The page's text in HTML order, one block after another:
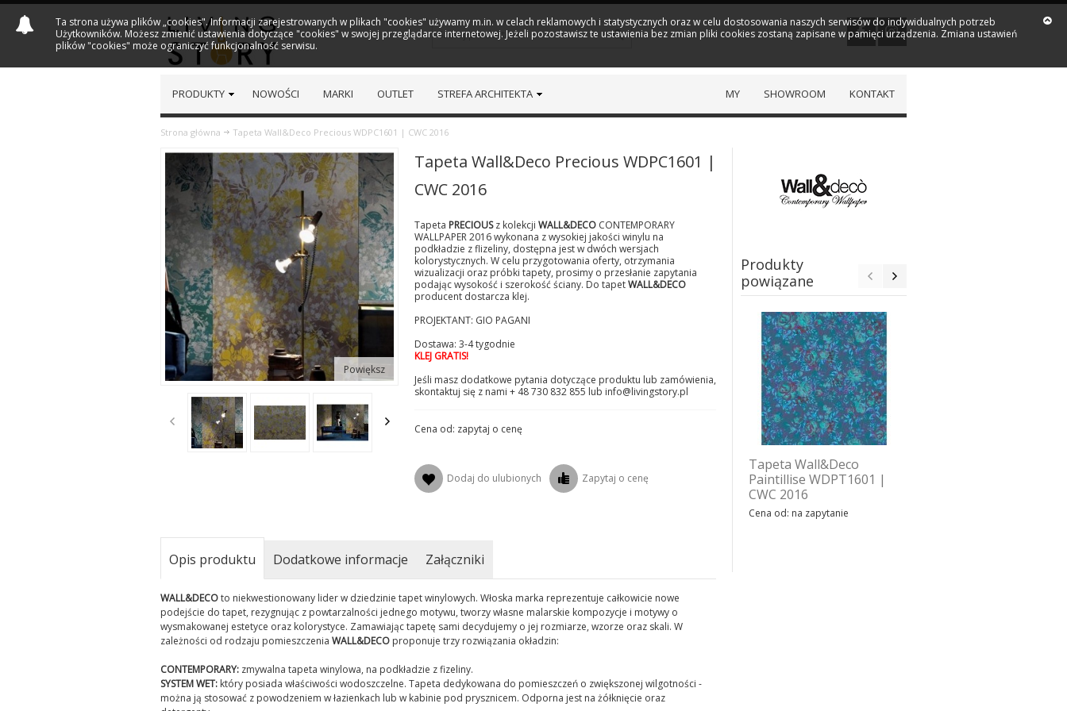
PRODUKTY NOWOŚCI MARKI OUTLET STREFA ARCHITEKTA KONTAKT
SHOWROOM
MY
Strona główna Tapeta Wall&Deco Precious WDPC1601 | CWC 2016
Powiększ
Tapeta Wall&Deco Precious WDPC1601 |
CWC 2016
Tapeta PRECIOUSz kolekcji WALL&DECOCONTEMPORARY
WALLPAPER 2016 wykonana z wysokiej jakości winylu na
podkładzie z flizeliny, dostępna jest w dwóch wersjach
kolorystycznych. W celu przygotowania oferty, otrzymania
wizualizacji oraz próbki tapety, prosimy o przesłanie zapytania
podając wysokość i szerokość ściany. Do tapetWALL&DECO
producent dostarcza klej.
PROJEKTANT: GIO PAGANI
Dostawa: 3-4 tygodnie
KLEJ GRATIS!
Jeśli masz dodatkowe pytania dotyczące produktu lub zamówienia,
skontaktuj się z nami + 48 730 832 855 lub info@livingstory.pl
Cena od: zapytaj o cenę
Dodaj do ulubionych Zapytaj o cenę
Produkty
powiązane
Tapeta Wall&Deco
Paintillise WDPT1601 |
CWC 2016
Cena od: na zapytanie
Opis produktu Dodatkowe informacje Załączniki
WALL&DECOto niekwestionowany lider w dziedzinie tapet winylowych. Włoska marka reprezentuje całkowicie nowe
podejście do tapet, rezygnując z powtarzalności jednego motywu, tworzy własne malarskie kompozycje i motywy o
wysmakowanej estetyce oraz kolorystyce. Zamawiając tapetę sami decydujemy o jej rozmiarze, wzorze oraz skali. W
zależności od rodzaju pomieszczenia WALL&DECOproponuje trzy rozwiązania okładzin:
CONTEMPORARY:zmywalna tapeta winylowa, na podkładzie z fizeliny.
SYSTEM WET:który posiada właściwości wodoszczelne. Tapeta dedykowana do pomieszczeń o zwiększonej wilgotności -
można ją stosować z powodzeniem w łazienkach lub w kabinie pod prysznicem. Odporna jest na żółknięcie oraz
Ta strona używa plików „cookies". Informacji zarejestrowanych w plikach "cookies" używamy m.in. w celach reklamowych i statystycznych oraz w celu dostosowania naszych serwisów do indywidualnych potrzeb
Użytkowników. Możesz zmienić ustawienia dotyczące "cookies" w swojej przeglądarce internetowej. Jeżeli pozostawisz te ustawienia bez zmian pliki cookies zostaną zapisane w pamięci urządzenia. Zmiana ustawień
plików "cookies" może ograniczyć funkcjonalność serwisu.